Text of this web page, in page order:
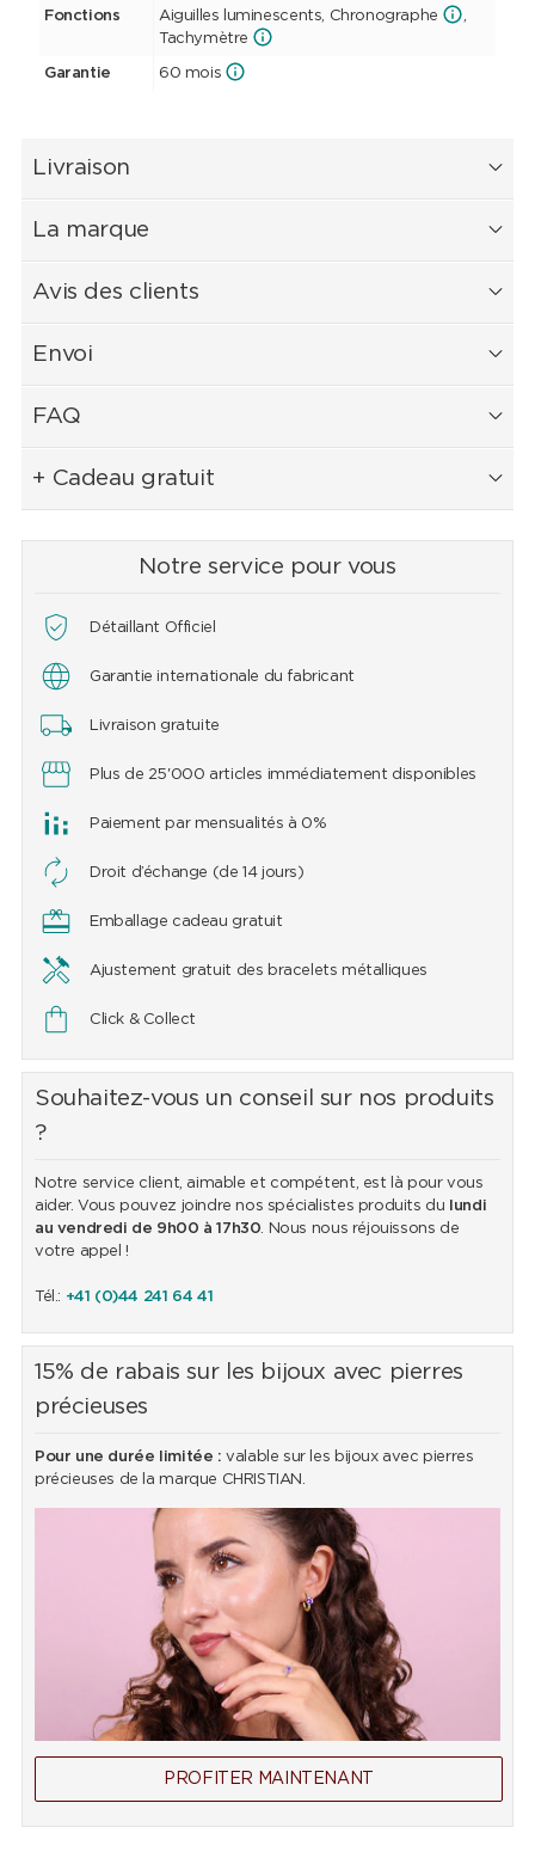
Fonctions Aiguilles luminescents, Chronographe
,
Tachymètre
Garantie 60 mois
Livraison
La marque
Avis des clients
Envoi
FAQ
+ Cadeau gratuit
Notre service pour vous
Détaillant Officiel
Garantie internationale du fabricant
Livraison gratuite
Plus de 25'000 articles immédiatement disponibles
Paiement par mensualités à 0%
Droit d’échange (de 14 jours)
Emballage cadeau gratuit
Ajustement gratuit des bracelets métalliques
Click & Collect
Souhaitez-vous un conseil sur nos produits
?
Notre service client, aimable et compétent, est là pour vous
aider. Vous pouvez joindre nos spécialistes produits du
lundi
au vendredi de 9h00 à 17h30. Nous nous réjouissons de
votre appel !
Tél.: +41 (0)44 241 64 41
15% de rabais sur les bijoux avec pierres
précieuses
Pour une durée limitée : valable sur les bijoux avec pierres
précieuses de la marque CHRISTIAN.
PROFITER MAINTENANT